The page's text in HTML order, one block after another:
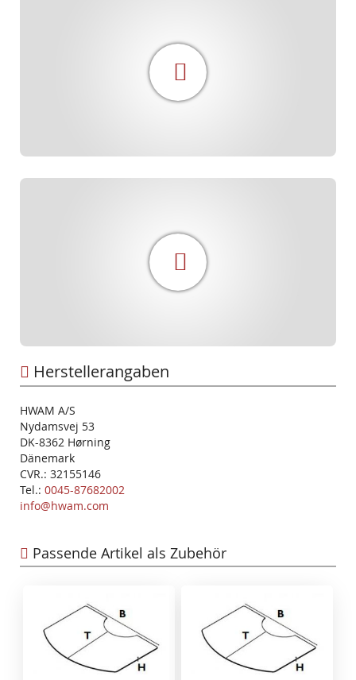
Herstellerangaben
HWAM A/S
Nydamsvej 53
DK-8362 Hørning
Dänemark
CVR.: 32155146
Tel.: 0045-87682002
info@hwam.com
Passende Artikel als Zubehör